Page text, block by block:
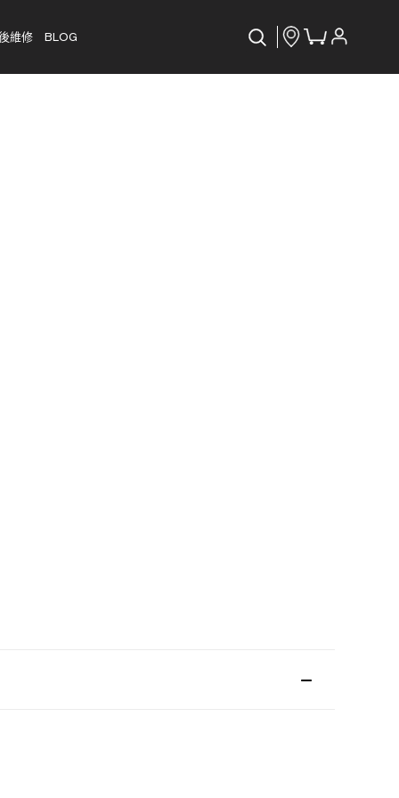
維修 BLOG